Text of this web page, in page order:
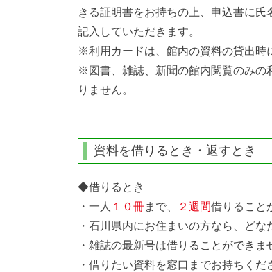
きる証明書をお持ちの上、申込書に氏
記入していただきます。
※利用カードは、館内の資料の貸出時
※図書、雑誌、新聞の館内閲覧のみの
りません。
資料を借りるとき・返すとき
◆借りるとき
・一人 １０冊まで、 ２週間借りること
・石川県内にお住まいの方なら、どな
・雑誌の最新号は借りることができま
・借りたい資料を窓口までお持ちくだ